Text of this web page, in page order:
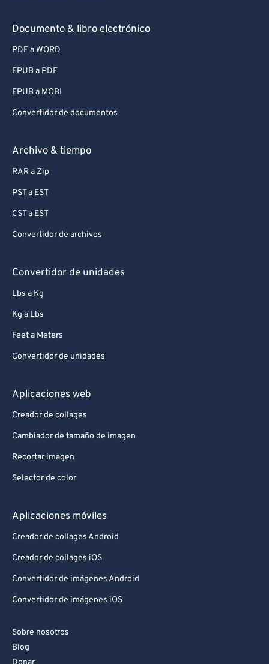
Documento & libro electrónico
PDF a WORD
EPUB a PDF
EPUB a MOBI
Convertidor de documentos
Archivo & tiempo
RAR a Zip
PST a EST
CST a EST
Convertidor de archivos
Convertidor de unidades
Lbs a Kg
Kg a Lbs
Feet a Meters
Convertidor de unidades
Aplicaciones web
Creador de collages
Cambiador de tamaño de imagen
Recortar imagen
Selector de color
Aplicaciones móviles
Creador de collages Android
Creador de collages iOS
Convertidor de imágenes Android
Convertidor de imágenes iOS
Sobre nosotros
Blog